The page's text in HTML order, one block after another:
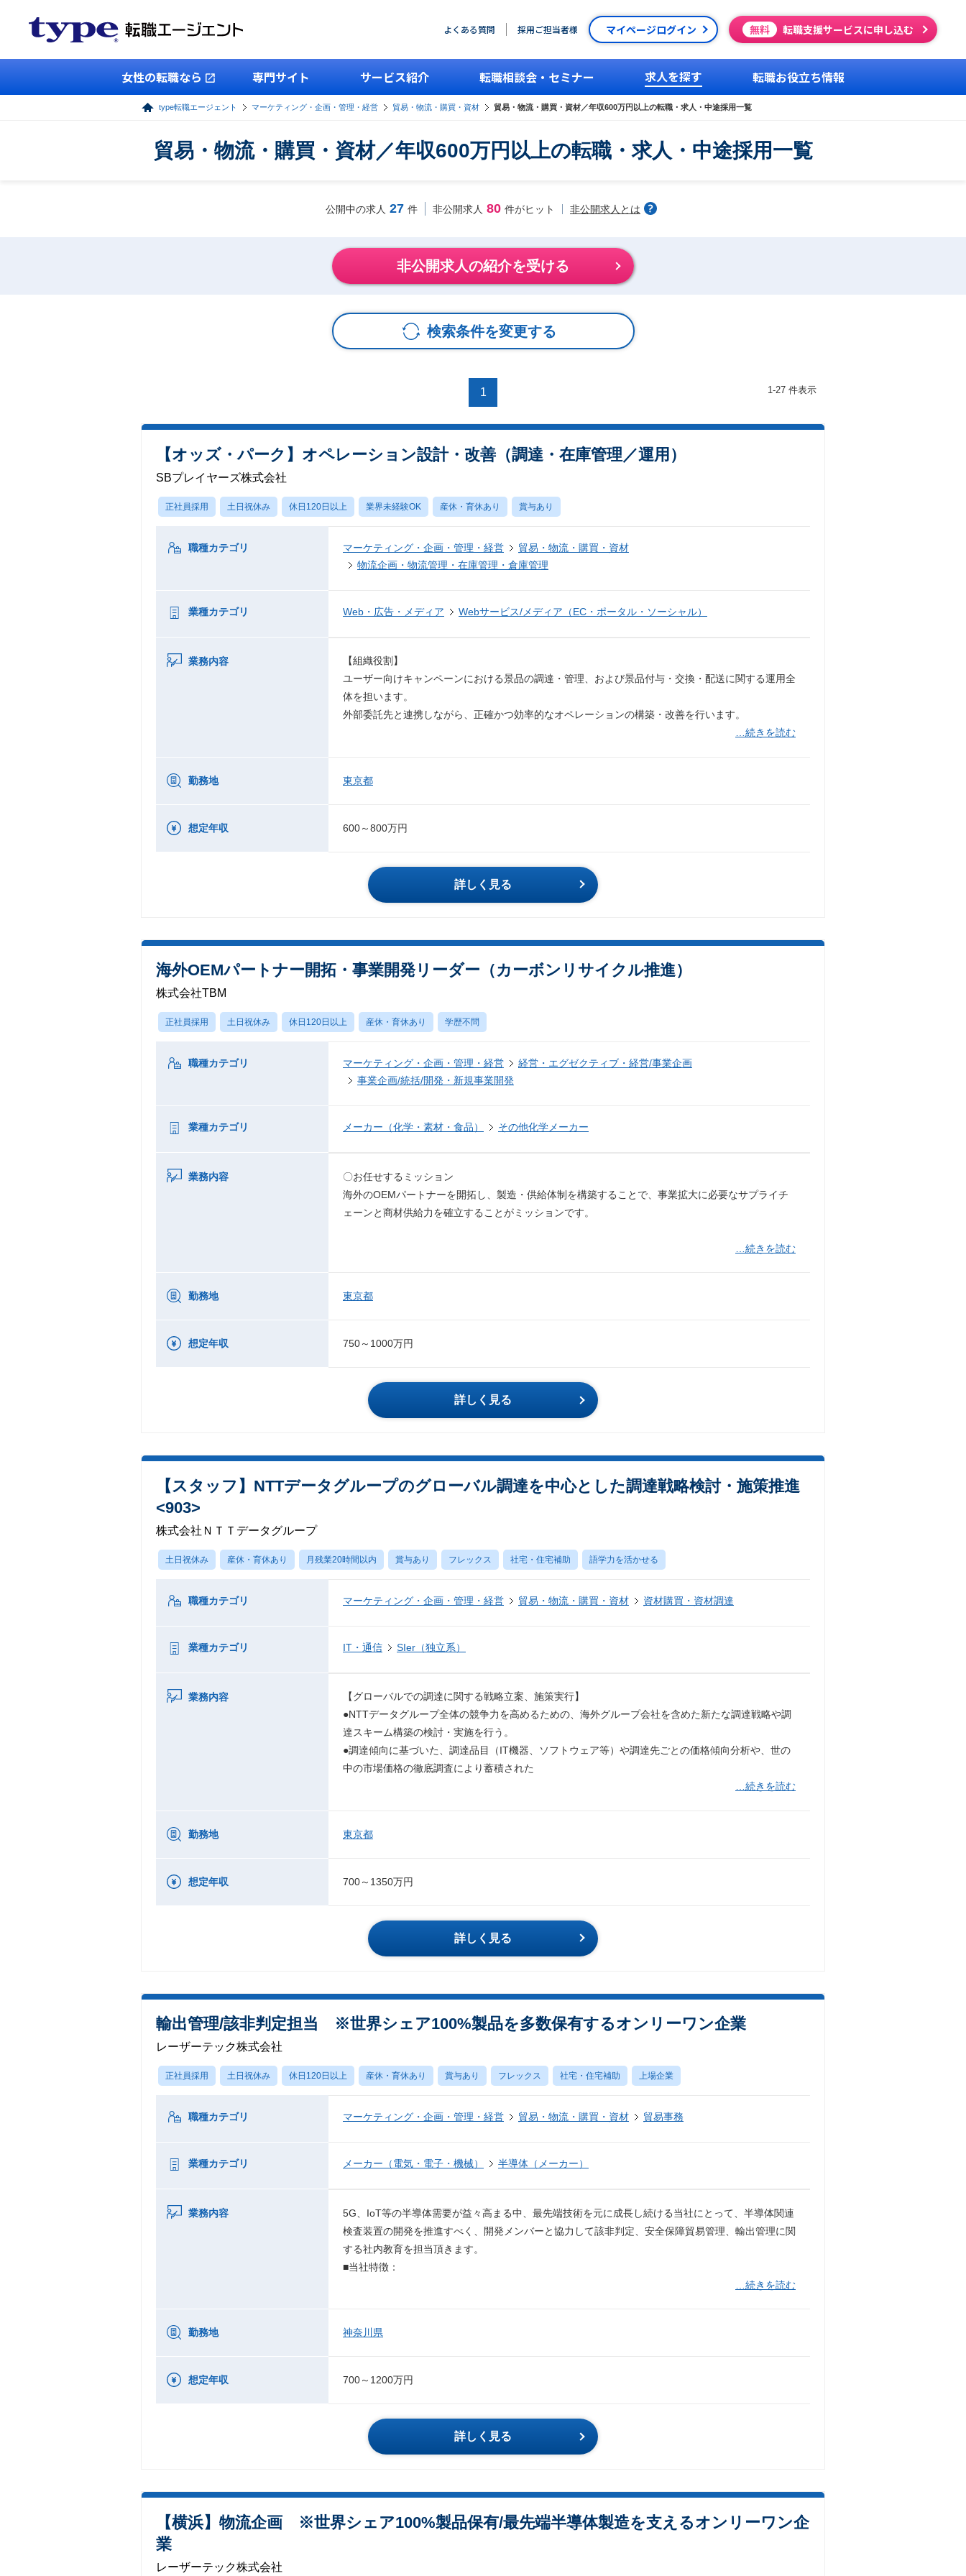
よくある質問 採用ご担当者様 マイページログイン 無料 転職支援サービスに申し込む
女性の転職なら 専門サイト サービス紹介 転職相談会・セミナー 求人を探す 転職お役立ち情報
type転職エージェント マーケティング・企画・管理・経営 貿易・物流・購買・資材 貿易・物流・購買・資材／年収600万円以上の転職・求人・中途採用一覧
貿易・物流・購買・資材／年収600万円以上の転職・求人・中途採用一覧
公開中の求人 27 件 非公開求人 80 件がヒット 非公開求人とは
非公開求人の紹介を受ける
検索条件を変更する
1 1-27 件表示
【オッズ・パーク】オペレーション設計・改善（調達・在庫管理／運用）
SBプレイヤーズ株式会社
正社員採用 土日祝休み 休日120日以上 業界未経験OK 産休・育休あり 賞与あり
職種カテゴリ マーケティング・企画・管理・経営
貿易・物流・購買・資材
物流企画・物流管理・在庫管理・倉庫管理
業種カテゴリ Web・広告・メディア Webサービス/メディア（EC・ポータル・ソーシャル）
業務内容
【組織役割】
ユーザー向けキャンペーンにおける景品の調達・管理、および景品付与・交換・配送に関する運用全
体を担います。
外部委託先と連携しながら、正確かつ効率的なオペレーションの構築・改善を行います。
…続きを読む
勤務地 東京都
想定年収 600～800万円
詳しく見る
海外OEMパートナー開拓・事業開発リーダー（カーボンリサイクル推進）
株式会社TBM
正社員採用 土日祝休み 休日120日以上 産休・育休あり 学歴不問
職種カテゴリ マーケティング・企画・管理・経営
経営・エグゼクティブ・経営/事業企画
事業企画/統括/開発・新規事業開発
業種カテゴリ メーカー（化学・素材・食品） その他化学メーカー
業務内容
〇お任せするミッション
海外のOEMパートナーを開拓し、製造・供給体制を構築することで、事業拡大に必要なサプライチ
ェーンと商材供給力を確立することがミッションです。
…続きを読む
勤務地 東京都
想定年収 750～1000万円
詳しく見る
【スタッフ】NTTデータグループのグローバル調達を中心とした調達戦略検討・施策推進
<903>
株式会社ＮＴＴデータグループ
土日祝休み 産休・育休あり 月残業20時間以内 賞与あり フレックス 社宅・住宅補助 語学力を活かせる
職種カテゴリ マーケティング・企画・管理・経営 貿易・物流・購買・資材 資材購買・資材調達
業種カテゴリ IT・通信 SIer（独立系）
業務内容
【グローバルでの調達に関する戦略立案、施策実行】
●NTTデータグループ全体の競争力を高めるための、海外グループ会社を含めた新たな調達戦略や調
達スキーム構築の検討・実施を行う。
●調達傾向に基づいた、調達品目（IT機器、ソフトウェア等）や調達先ごとの価格傾向分析や、世の
中の市場価格の徹底調査により蓄積された
…続きを読む
勤務地 東京都
想定年収 700～1350万円
詳しく見る
輸出管理/該非判定担当 ※世界シェア100%製品を多数保有するオンリーワン企業
レーザーテック株式会社
正社員採用 土日祝休み 休日120日以上 産休・育休あり 賞与あり フレックス 社宅・住宅補助 上場企業
職種カテゴリ マーケティング・企画・管理・経営 貿易・物流・購買・資材 貿易事務
業種カテゴリ メーカー（電気・電子・機械） 半導体（メーカー）
業務内容
5G、IoT等の半導体需要が益々高まる中、最先端技術を元に成長し続ける当社にとって、半導体関連
検査装置の開発を推進すべく、開発メンバーと協力して該非判定、安全保障貿易管理、輸出管理に関
する社内教育を担当頂きます。
■当社特徴：
…続きを読む
勤務地 神奈川県
想定年収 700～1200万円
詳しく見る
【横浜】物流企画 ※世界シェア100%製品保有/最先端半導体製造を支えるオンリーワン企
業
レーザーテック株式会社